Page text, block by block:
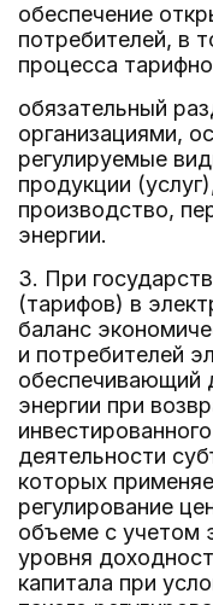
обеспечение
потребителей, в
процесса
обязательный
организациями,
регулируемые
продукции
производство,
энергии.
3. При
(тарифов) в
баланс
и потребителей
обеспечивающий
энергии при
деятельности
которых
регулирование
объеме с учетом
уровня
капитала при